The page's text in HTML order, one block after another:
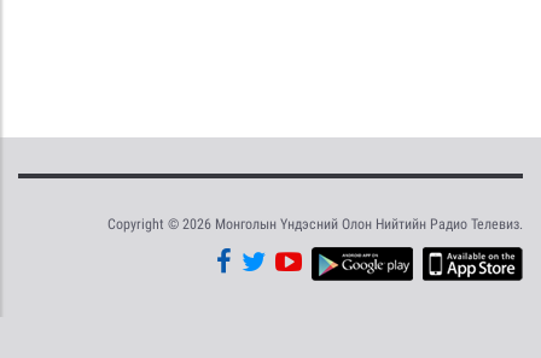
Copyright © 2026 Монголын Үндэсний Олон Нийтийн Радио Телевиз.